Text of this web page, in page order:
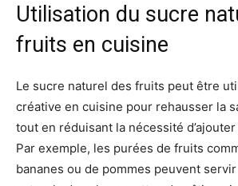
Utilisation du sucre
fruits en cuisine
Le sucre naturel des fruits peut être
créative en cuisine pour rehausser la
tout en réduisant la nécessité
Par exemple, les purées de fruits
bananes ou de pommes peuvent servir